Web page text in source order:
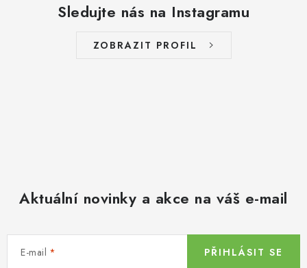
Sledujte nás na Instagramu
ZOBRAZIT PROFIL
Aktuální novinky a akce na váš e-mail
E-mail PŘIHLÁSIT SE